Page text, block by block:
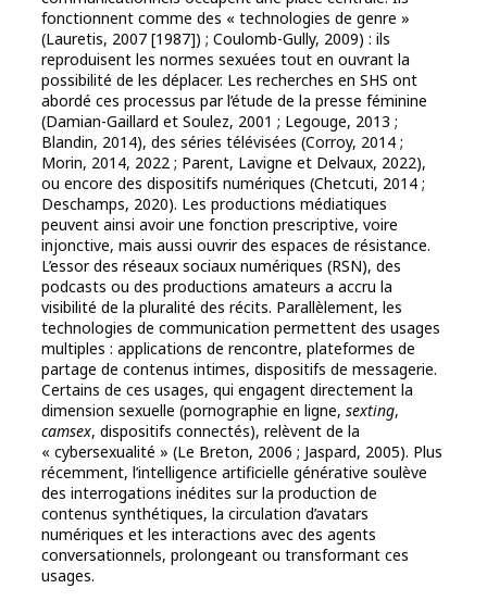
fonctionnent comme des « technologies de genre »
(Lauretis, 2007 [1987]) ; Coulomb-Gully, 2009) : ils
reproduisent les normes sexuées tout en ouvrant la
possibilité de les déplacer. Les recherches en SHS ont
abordé ces processus par l’étude de la presse féminine
(Damian-Gaillard et Soulez, 2001 ; Legouge, 2013 ;
Blandin, 2014), des séries télévisées (Corroy, 2014 ;
Morin, 2014, 2022 ; Parent, Lavigne et Delvaux, 2022),
ou encore des dispositifs numériques (Chetcuti, 2014 ;
Deschamps, 2020). Les productions médiatiques
peuvent ainsi avoir une fonction prescriptive, voire
injonctive, mais aussi ouvrir des espaces de résistance.
L’essor des réseaux sociaux numériques (RSN), des
podcasts ou des productions amateurs a accru la
visibilité de la pluralité des récits. Parallèlement, les
technologies de communication permettent des usages
multiples : applications de rencontre, plateformes de
partage de contenus intimes, dispositifs de messagerie.
Certains de ces usages, qui engagent directement la
dimension sexuelle (pornographie en ligne, sexting,
camsex, dispositifs connectés), relèvent de la
« cybersexualité » (Le Breton, 2006 ; Jaspard, 2005). Plus
récemment, l’intelligence artificielle générative soulève
des interrogations inédites sur la production de
contenus synthétiques, la circulation d’avatars
numériques et les interactions avec des agents
conversationnels, prolongeant ou transformant ces
usages.